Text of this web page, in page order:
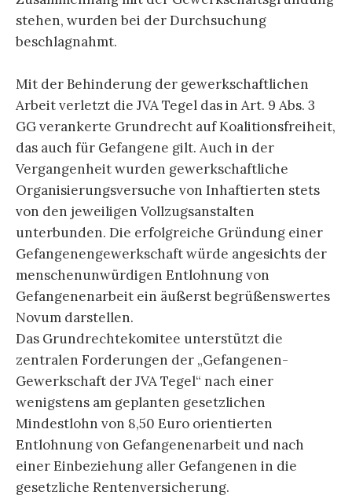
stehen, wurden bei der Durchsuchung
beschlagnahmt.
Mit der Behinderung der gewerkschaftlichen
Arbeit verletzt die JVA Tegel das in Art. 9 Abs. 3
GG verankerte Grundrecht auf Koalitionsfreiheit,
das auch für Gefangene gilt. Auch in der
Vergangenheit wurden gewerkschaftliche
Organisierungsversuche von Inhaftierten stets
von den jeweiligen Vollzugsanstalten
unterbunden. Die erfolgreiche Gründung einer
Gefangenengewerkschaft würde angesichts der
menschenunwürdigen Entlohnung von
Gefangenenarbeit ein äußerst begrüßenswertes
Novum darstellen.
Das Grundrechtekomitee unterstützt die
zentralen Forderungen der „Gefangenen-
Gewerkschaft der JVA Tegel“ nach einer
wenigstens am geplanten gesetzlichen
Mindestlohn von 8,50 Euro orientierten
Entlohnung von Gefangenenarbeit und nach
einer Einbeziehung aller Gefangenen in die
gesetzliche Rentenversicherung.